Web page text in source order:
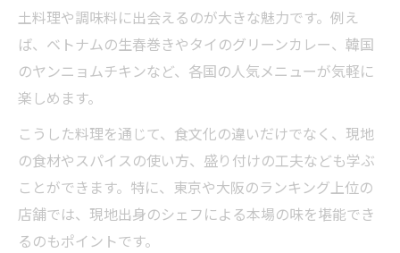
土料理や調味料に出会えるのが大きな魅力です。例え
ば、ベトナムの生春巻きやタイのグリーンカレー、韓国
のヤンニョムチキンなど、各国の人気メニューが気軽に
楽しめます。
こうした料理を通じて、食文化の違いだけでなく、現地
の食材やスパイスの使い方、盛り付けの工夫なども学ぶ
ことができます。特に、東京や大阪のランキング上位の
店舗では、現地出身のシェフによる本場の味を堪能でき
るのもポイントです。